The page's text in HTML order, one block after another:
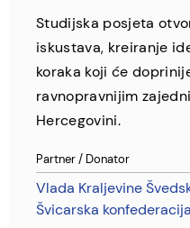
Studijska posjeta
iskustava, kreiranje
koraka koji će
ravnopravnijim
Hercegovini.
Partner / Donator
Vlada Kraljevine
Švicarska konfederacija